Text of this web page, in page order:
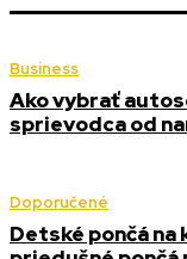
Business
Ako vybrať
sprievodca od
Doporučené
Detské pončá na